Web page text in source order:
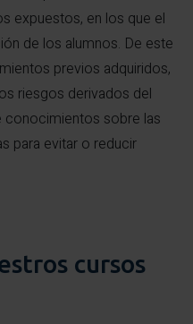
emplazamientos
móviles de
adversas.
con montaje de línea de
provisional horizontal, EN
utilización de
de ballestrinque,
de doble seno
expuestos, en los que el
de los alumnos. De este
previos adquiridos,
riesgos derivados del
sobre las
para evitar o reducir
cursos